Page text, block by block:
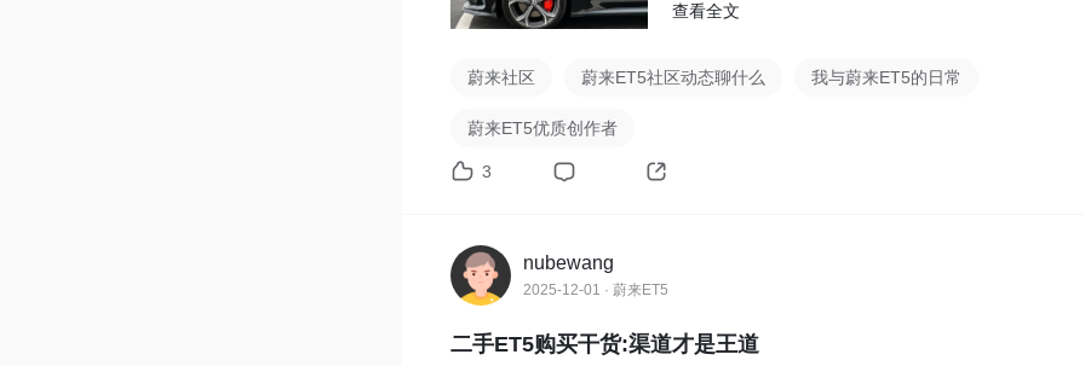
查看全文
蔚来社区 蔚来ET5社区动态聊什么 我与蔚来ET5的日常
蔚来ET5优质创作者
3
nubewang
2025-12-01 · 蔚来ET5
二手ET5购买干货:渠道才是王道